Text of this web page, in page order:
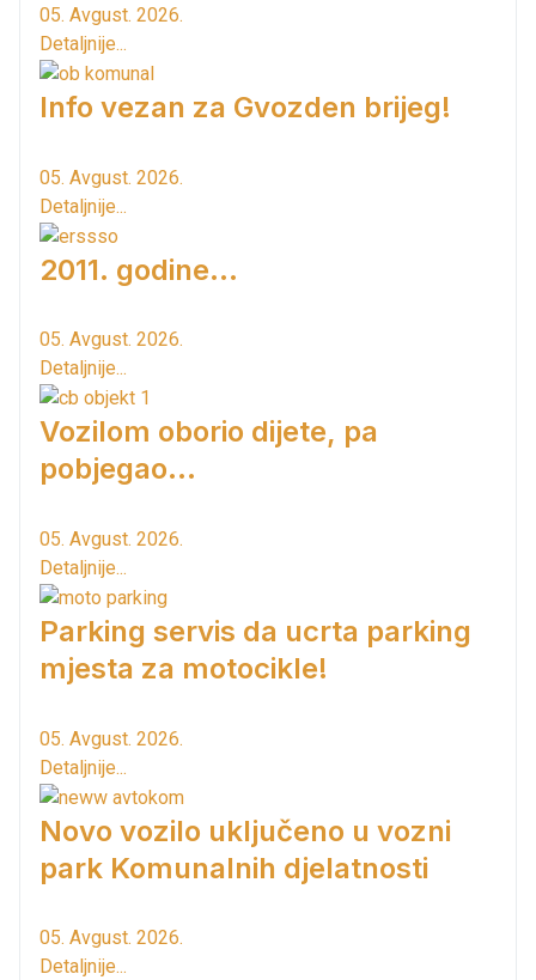
05. Avgust. 2026.
Detaljnije...
Info vezan za Gvozden brijeg!
05. Avgust. 2026.
Detaljnije...
2011. godine...
05. Avgust. 2026.
Detaljnije...
Vozilom oborio dijete, pa
pobjegao...
05. Avgust. 2026.
Detaljnije...
Parking servis da ucrta parking
mjesta za motocikle!
05. Avgust. 2026.
Detaljnije...
Novo vozilo uključeno u vozni
park Komunalnih djelatnosti
05. Avgust. 2026.
Detaljnije...